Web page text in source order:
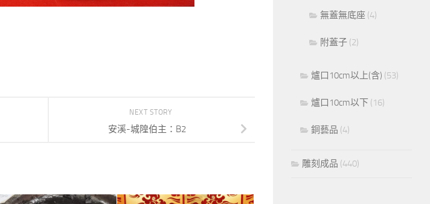
NEXT STORY
安溪-城隍伯主：B2
無蓋無底座 (4)
附蓋子 (2)
爐口10cm以上(含) (53)
爐口10cm以下 (16)
銅藝品 (4)
雕刻成品 (440)